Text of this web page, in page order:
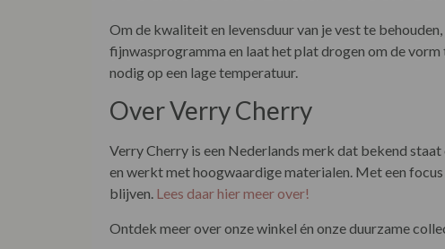
Om de kwaliteit en levensduur van je vest te
fijnwasprogramma en laat het plat drogen om de
nodig op een lage temperatuur.
Over Verry Cherry
Verry Cherry is een Nederlands merk dat bekend
en werkt met hoogwaardige materialen. Met een
blijven. Lees daar hier meer over!
Ontdek meer over onze winkel én onze duurzame